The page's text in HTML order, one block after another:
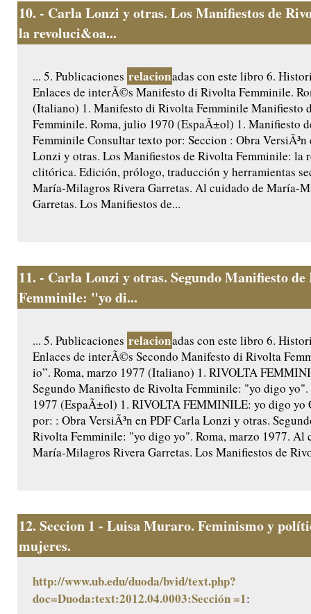
10. - Carla Lonzi y otras. Los Manifiestos de
la revoluci&oa...
... 5. Publicaciones relacionadas con este libro 6.
Enlaces de interÃ©s Manifesto di Rivolta Femminile.
(Italiano) 1. Manifesto di Rivolta Femminile Manifiesto
Femminile. Roma, julio 1970 (EspaÃ±ol) 1. Manifiesto
Femminile Consultar texto por: Seccion : Obra VersiÃ³n
Lonzi y otras. Los Manifiestos de Rivolta Femminile: la
clitórica. Edición, prólogo, traducción y herramientas
María-Milagros Rivera Garretas. Al cuidado de María-
Garretas. Los Manifiestos de...
11. - Carla Lonzi y otras. Segundo Manifiesto
Femminile: "yo di...
... 5. Publicaciones relacionadas con este libro 6.
Enlaces de interÃ©s Secondo Manifesto di Rivolta
io”. Roma, marzo 1977 (Italiano) 1. RIVOLTA
Segundo Manifiesto de Rivolta Femminile: "yo digo yo".
1977 (EspaÃ±ol) 1. RIVOLTA FEMMINILE: yo digo yo
por: : Obra VersiÃ³n en PDF Carla Lonzi y otras.
Rivolta Femminile: "yo digo yo". Roma, marzo 1977. Al
María-Milagros Rivera Garretas. Los Manifiestos de
12. Seccion 1 - Luisa Muraro. Feminismo y
mujeres.
http://www.ub.edu/duoda/bvid/text.php?
doc=Duoda:text:2012.04.0003:Sección =1: